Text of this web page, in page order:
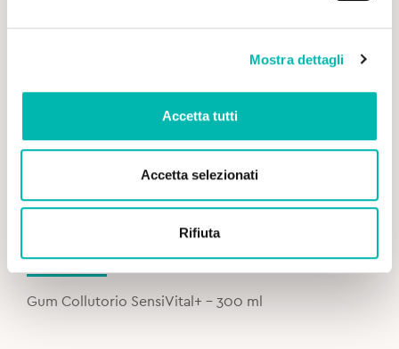
Mostra dettagli
Accetta tutti
Accetta selezionati
Rifiuta
price
7,10€.
price
4,90€.
Gum Collutorio SensiVital+ – 300 ml